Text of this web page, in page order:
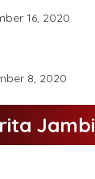
16, 2020
8, 2020
Jambi